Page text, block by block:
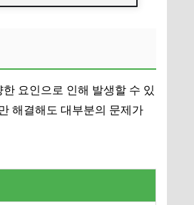
요인으로 인해 발생할 수 있
해결해도 대부분의 문제가